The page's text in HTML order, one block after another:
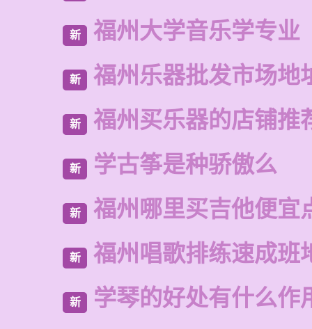
新 福州大学音乐学专业
新 福州乐器批发市场地
新 福州买乐器的店铺推
新 学古筝是种骄傲么
新 福州哪里买吉他便宜
新 福州唱歌排练速成班
新 学琴的好处有什么作